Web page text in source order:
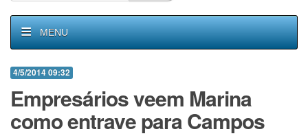
MENU
4/5/2014 09:32
Empresários veem Marina
como entrave para Campos